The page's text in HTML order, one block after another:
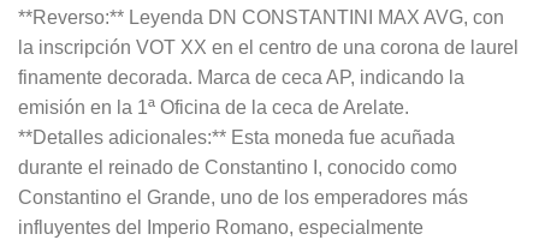
**Reverso:** Leyenda DN CONSTANTINI MAX AVG, con
la inscripción VOT XX en el centro de una corona de laurel
finamente decorada. Marca de ceca AP, indicando la
emisión en la 1ª Oficina de la ceca de Arelate.
**Detalles adicionales:** Esta moneda fue acuñada
durante el reinado de Constantino I, conocido como
Constantino el Grande, uno de los emperadores más
influyentes del Imperio Romano, especialmente